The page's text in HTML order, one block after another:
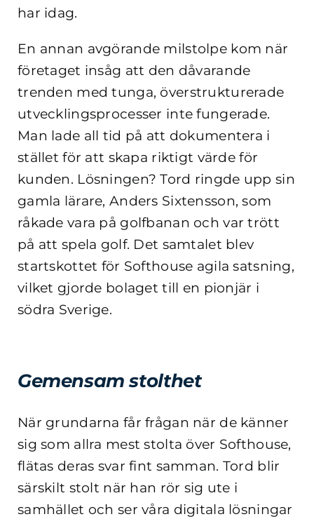
har idag.
En annan avgörande milstolpe kom när
företaget insåg att den dåvarande
trenden med tunga, överstrukturerade
utvecklingsprocesser inte fungerade.
Man lade all tid på att dokumentera i
stället för att skapa riktigt värde för
kunden. Lösningen? Tord ringde upp sin
gamla lärare, Anders Sixtensson, som
råkade vara på golfbanan och var trött
på att spela golf. Det samtalet blev
startskottet för Softhouse agila satsning,
vilket gjorde bolaget till en pionjär i
södra Sverige.
Gemensam stolthet
När grundarna får frågan när de känner
sig som allra mest stolta över Softhouse,
flätas deras svar fint samman. Tord blir
särskilt stolt när han rör sig ute i
samhället och ser våra digitala lösningar